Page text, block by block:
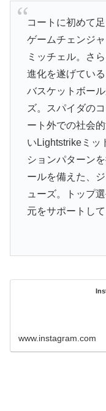
コートに初めて
ゲームチェンジ
ミッチェル。さ
進化を遂げてい
バスケットボー
ズ。スパイダの
ート外での社会
いLightstrikeミッ
ションパターン
ールを備えた、
ューズ。トップ
元をサポートし
www.instagram.com